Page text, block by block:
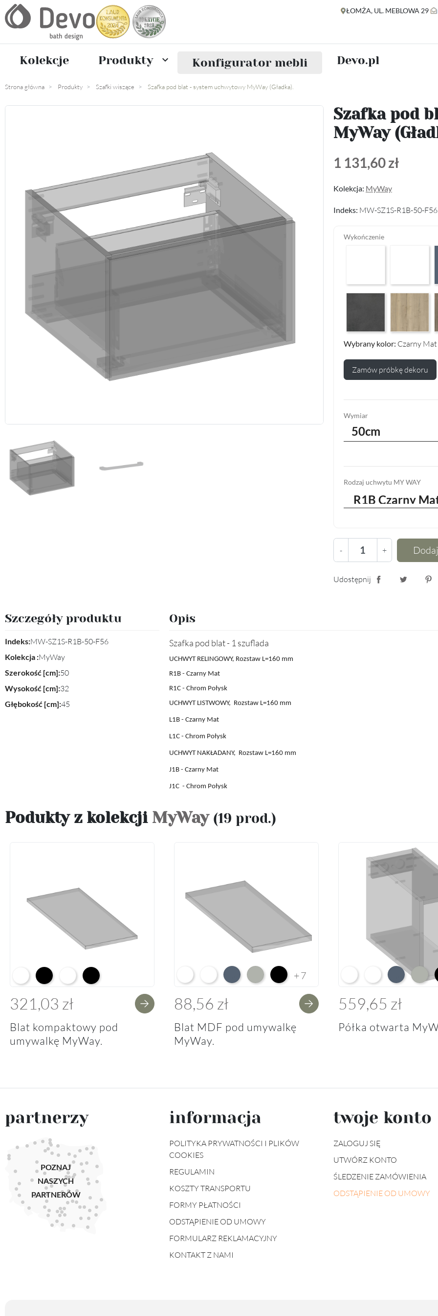
ŁOMŻA, UL. MEBLOWA 29
Kolekcje Produkty  Konfigurator mebli Devo.pl
Strona główna Produkty Szafki wiszące Szafka pod blat - system uchwytowy MyWay (Gładka).
Szafka pod
MyWay
1 131,60 zł
Kolekcja: MyWay
Indeks: MW-SZ1S-R1B-50-F56
Wykończenie
Wybrany kolor: Czarny
Zamów próbkę dekoru
Wymiar
50cm
Rodzaj uchwytu MY WAY
- +
Udostępnij
Szczegóły produktu
Indeks:MW-SZ1S-R1B-50-F56
Kolekcja :MyWay
Szerokość [cm]:50
Wysokość [cm]:32
Głębokość [cm]:45
Opis
Szafka pod blat - 1 szuflada
UCHWYT RELINGOWY, Rozstaw L=160 mm
R1B - Czarny Mat
R1C - Chrom Połysk
UCHWYT LISTWOWY, Rozstaw L=160 mm
L1B - Czarny Mat
L1C - Chrom Połysk
UCHWYT NAKŁADANY, Rozstaw L=160 mm
J1B - Czarny Mat
J1C - Chrom Połysk
Podukty z kolekcji MyWay (19 prod.)
Alpine White K02
Black K16Alpine White Struktura K37
K14 Soft Black
321,03 zł
Blat kompaktowy pod
umywalkę MyWay.
Arctic White HG F01
Premium White Supermatt F83
Perfect Touch Parisian Blue F103
Perfect Touch Stahlgrau F105
Czarny Mat Orchidea Nera F56
+7
88,56 zł
Blat MDF pod umywalkę
MyWay.
Arctic White L04Premium White
Perfect Touch
559,65 zł
Półka otwarta
partnerzy
POZNAJ
NASZYCH
PARTNERÓW
informacja
POLITYKA PRYWATNOŚCI I PLIKÓW
COOKIES
REGULAMIN
KOSZTY TRANSPORTU
FORMY PŁATNOŚCI
ODSTĄPIENIE OD UMOWY
FORMULARZ REKLAMACYJNY
KONTAKT Z NAMI
twoje konto
ZALOGUJ SIĘ
UTWÓRZ KONTO
ŚLEDZENIE ZAMÓWIENIA
ODSTĄPIENIE OD UMOWY